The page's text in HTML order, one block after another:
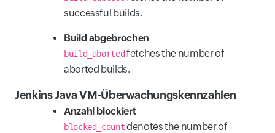
successful builds.
Build abgebrochen
build_abortedfetches the number of
aborted builds.
Jenkins Java VM-Überwachungskennzahlen
Anzahl blockiert
blocked_countdenotes the number of